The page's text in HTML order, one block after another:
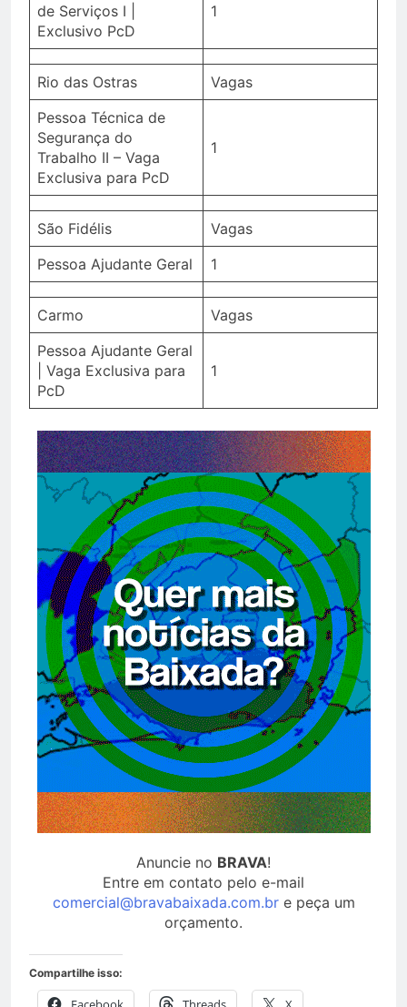
de Serviços I |
Exclusivo PcD
1
Rio das Ostras
Vagas
Pessoa Técnica de
Segurança do
Trabalho II – Vaga
Exclusiva para PcD
1
São Fidélis
Vagas
Pessoa Ajudante Geral
1
Carmo
Vagas
Pessoa Ajudante Geral
| Vaga Exclusiva para
PcD
1
Anuncie no BRAVA!
Entre em contato pelo e-mail
comercial@bravabaixada.com.bre peça um
orçamento.
Compartilhe isso: